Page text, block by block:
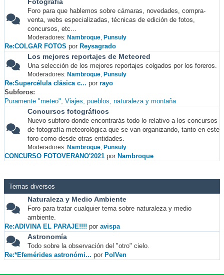
Foro para que hablemos sobre cámaras, novedades, compra-
venta, webs especializadas, técnicas de edición de fotos,
concursos, etc...
Moderadores: Nambroque, Punsuly
Re:COLGAR FOTOS por Reysagrado
Los mejores reportajes de Meteored
Una selección de los mejores reportajes colgados por los foreros.
Moderadores: Nambroque, Punsuly
Re:Supercélula clásica c... por rayo
Subforos
Puramente "meteo" Viajes, pueblos, naturaleza y montaña
Concursos fotográficos
Nuevo subforo donde encontrarás todo lo relativo a los concursos
de fotografía meteorológica que se van organizando, tanto en este
foro como desde otras entidades.
Moderadores: Nambroque, Punsuly
CONCURSO FOTOVERANO'2021 por Nambroque
Temas diversos
Naturaleza y Medio Ambiente
Foro para tratar cualquier tema sobre naturaleza y medio
ambiente.
Re:ADIVINA EL PARAJE!!!! por avispa
Astronomía
Todo sobre la observación del "otro" cielo.
Re:*Efemérides astronómi... por PolVen